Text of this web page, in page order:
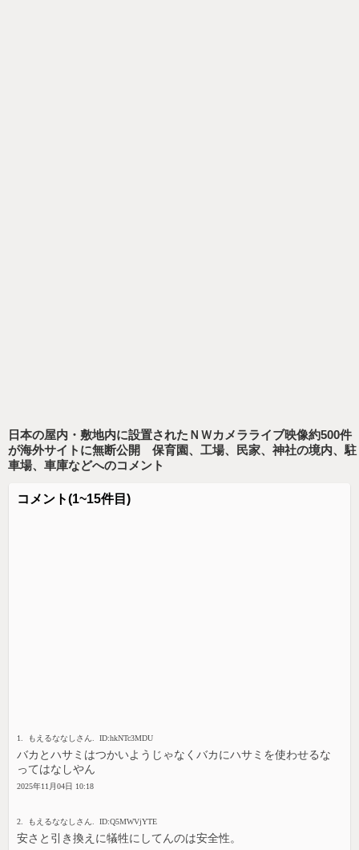
日本の屋内・敷地内に設置されたＮＷカメラライブ映像約500件
が海外サイトに無断公開 保育園、工場、民家、神社の境内、駐
車場、車庫などへのコメント
コメント(1~15件目)
1. もえるななしさん. ID:hkNTc3MDU
バカとハサミはつかいようじゃなくバカにハサミを使わせるな
ってはなしやん
2025年11月04日 10:18
2. もえるななしさん. ID:Q5MWVjYTE
安さと引き換えに犠牲にしてんのは安全性。